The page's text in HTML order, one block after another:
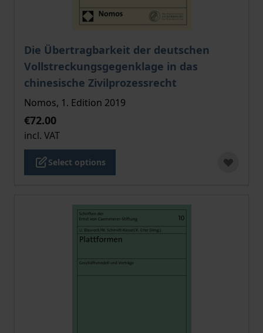
Die Übertragbarkeit der deutschen
Vollstreckungsgegenklage in das
chinesische Zivilprozessrecht
The price depends on the options chosen on the
Nomos, 1. Edition 2019
€72.00
incl. VAT
Select options